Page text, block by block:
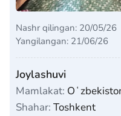
Nashr qilingan: 20/05/26
Yangilangan: 21/06/26
Joylashuvi
Mamlakat:
Shahar: Toshkent